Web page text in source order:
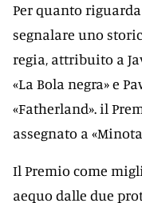
Per quanto
segnalare uno
regia, attribuito a
«La Bola negra» e
«Fatherland». il
assegnato a
Il Premio come
aequo dalle due